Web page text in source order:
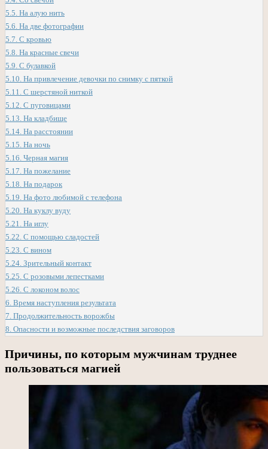
5.5. На алую нить
5.6. На две фотографии
5.7. С кровью
5.8. На красные свечи
5.9. С булавкой
5.10. На привлечение девочки по снимку с пяткой
5.11. С шерстяной ниткой
5.12. С пуговицами
5.13. На кладбище
5.14. На расстоянии
5.15. На ночь
5.16. Черная магия
5.17. На пожелание
5.18. На подарок
5.19. На фото любимой с телефона
5.20. На куклу вуду
5.21. На иглу
5.22. С помощью сладостей
5.23. С вином
5.24. Зрительный контакт
5.25. С розовыми лепестками
5.26. С локоном волос
6. Время наступления результата
7. Продолжительность ворожбы
8. Опасности и возможные последствия заговоров
Причины, по которым мужчинам труднее
пользоваться магией